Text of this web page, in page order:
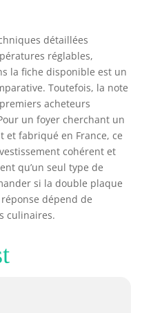
détaillées
réglables,
la fiche disponible est un
Toutefois, la note
acheteurs
un foyer cherchant un
et fabriqué en France, ce
cohérent et
qu’un seul type de
si la double plaque
dépend de
culinaires.